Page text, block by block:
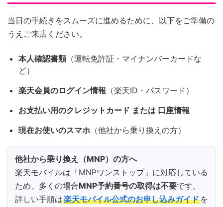
当日の手続きをスムーズに進めるために、以下をご準備の
うえご来店ください。
本人確認書類（運転免許証・マイナンバーカードな
ど）
楽天会員のログイン情報 （楽天ID・パスワード）
お支払い用のクレジットカード または 口座情報
現在お使いのスマホ （他社から乗り換えの方）
他社から乗り換え（MNP）の方へ
楽天モバイルは「MNPワンストップ」に対応している
ため、多くの場合MNP予約番号の取得は不要です。
詳しい手順は楽天モバイル公式のお申し込みガイド を